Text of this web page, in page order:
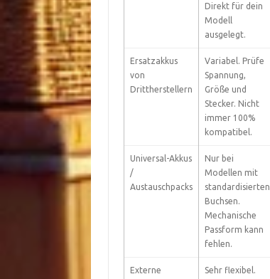
Direkt für dein
Modell
ausgelegt.
Ersatzakkus
von
Drittherstellern
Variabel. Prüfe
Spannung,
Größe und
Stecker. Nicht
immer 100%
kompatibel.
Universal-Akkus
/
Austauschpacks
Nur bei
Modellen mit
standardisierten
Buchsen.
Mechanische
Passform kann
fehlen.
Externe
Sehr flexibel.